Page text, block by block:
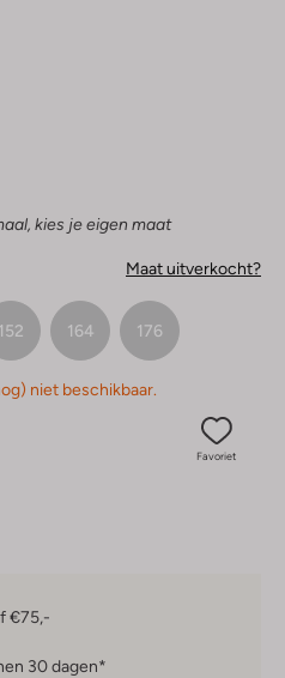
kies je eigen maat
Maat uitverkocht?
152 164 176
niet beschikbaar.
Favoriet
€75,-
30 dagen*